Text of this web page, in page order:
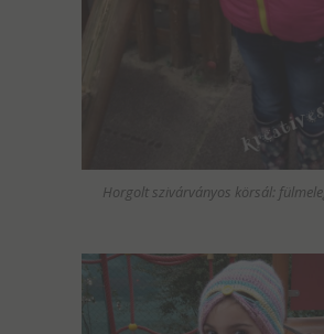
Horgolt szivárványos körsál: